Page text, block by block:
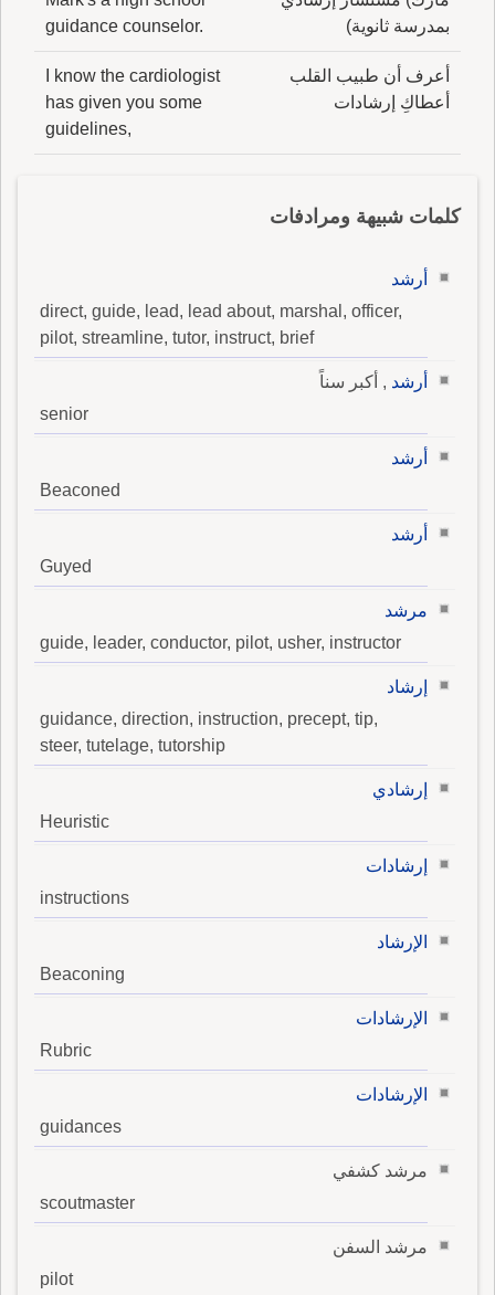
بمدرسة ثانوية)
guidance counselor.
أعرف أن طبيب القلب
أعطاكِ إرشادات
I know the cardiologist
has given you some
guidelines,
كلمات شبيهة ومرادفات
أرشد
direct, guide, lead, lead about, marshal, officer,
pilot, streamline, tutor, instruct, brief
أرشد , أكبر سناً
senior
أرشد
Beaconed
أرشد
Guyed
مرشد
guide, leader, conductor, pilot, usher, instructor
إرشاد
guidance, direction, instruction, precept, tip,
steer, tutelage, tutorship
إرشادي
Heuristic
إرشادات
instructions
الإرشاد
Beaconing
الإرشادات
Rubric
الإرشادات
guidances
مرشد كشفي
scoutmaster
مرشد السفن
pilot